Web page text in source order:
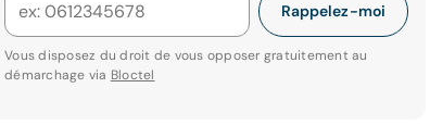
Rappelez-moi
Vous disposez du droit de vous opposer gratuitement au
démarchage via Bloctel